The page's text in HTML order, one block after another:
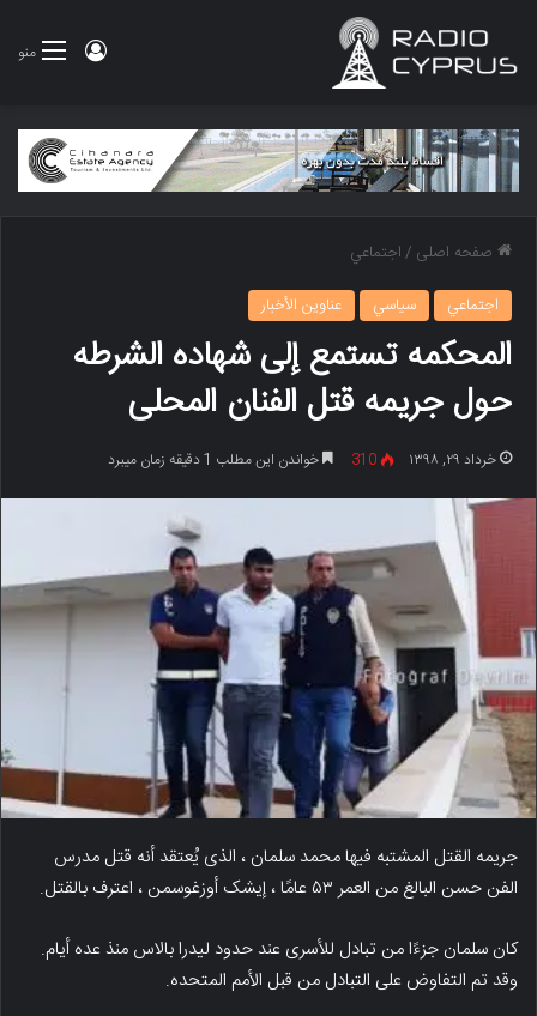
منو ورود
صفحه اصلی /اجتماعي
اجتماعي
سياسي عناوين الأخبار
المحکمه تستمع إلى شهاده الشرطه
حول جریمه قتل الفنان المحلی
خرداد ۲۹, ۱۳۹۸ 310 خواندن این مطلب 1 دقیقه زمان میبرد
جریمه القتل المشتبه فیها محمد سلمان ، الذی یُعتقد أنه قتل مدرس
الفن حسن البالغ من العمر ۵۳ عامًا ، إیشک أوزغوسمن ، اعترف بالقتل.
کان سلمان جزءًا من تبادل للأسرى عند حدود لیدرا بالاس منذ عده أیام.
وقد تم التفاوض على التبادل من قبل الأمم المتحده.